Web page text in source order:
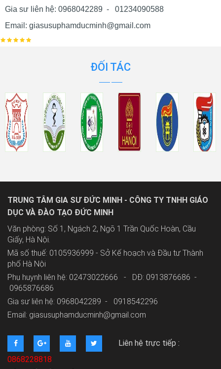
Gia sư liên hệ: 0968042289 - 01234090588
Email: giasusuphamducminh@gmail.com
ĐỐI TÁC
TRUNG TÂM GIA SƯ ĐỨC MINH - CÔNG TY TNHH GIÁO
DỤC VÀ ĐÀO TẠO ĐỨC MINH
Văn phòng: Số 1, Ngách 2, Ngõ 1 Trần Quốc Hoàn, Cầu
Giấy, Hà Nội.
Mã số thuế: 0105936999 - Sở Kế hoạch và Đầu tư Thành
phố Hà Nội
Phụ huynh liên hệ: 02473022666 - DĐ: 0913876686 -
0965876686
Gia sư liên hệ: 0968042289 - 0918542296
Email: giasusuphamducminh@gmail.com
Liên hệ trực tiếp :
0868228818